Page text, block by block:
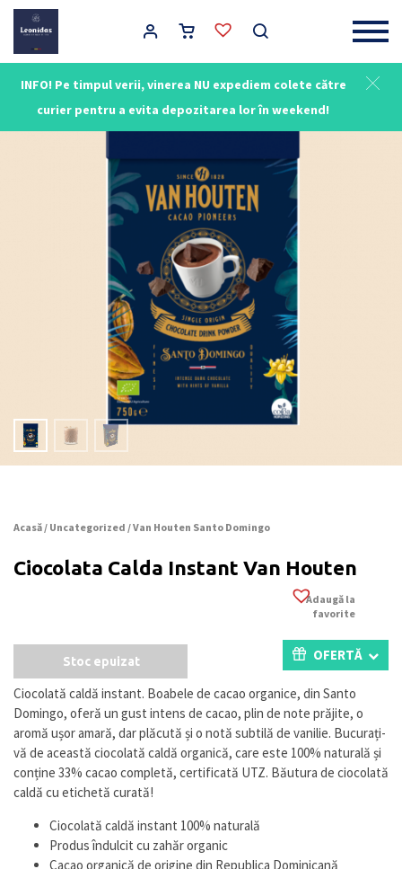
INFO! Pe timpul verii, vinerea NU expediem colete către
curier pentru a evita depozitarea lor în weekend!
Main Navigation
Acasă/ Uncategorized / Van Houten Santo Domingo
Ciocolata Calda Instant Van Houten
Adaugă la
favorite
Stoc epuizat OFERTĂ
Ciocolată caldă instant. Boabele de cacao organice, din Santo
Domingo, oferă un gust intens de cacao, plin de note prăjite, o
aromă ușor amară, dar plăcută și o notă subtilă de vanilie. Bucurați-
vă de această ciocolată caldă organică, care este 100% naturală și
conține 33% cacao completă, certificată UTZ. Băutura de ciocolată
caldă cu etichetă curată!
Ciocolată caldă instant 100% naturală
Produs îndulcit cu zahăr organic
Cacao organică de origine din Republica Dominicană